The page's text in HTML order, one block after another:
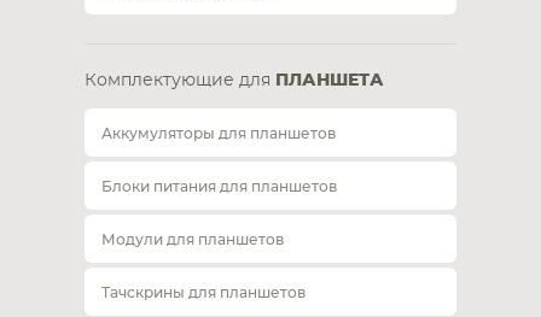
Комплектующие для ПЛАНШЕТА
Аккумуляторы для планшетов
Блоки питания для планшетов
Модули для планшетов
Тачскрины для планшетов